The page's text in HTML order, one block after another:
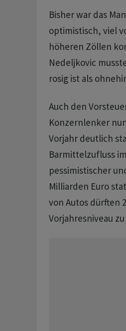
Bisher war das
optimistisch, viel
höheren Zöllen
Nedeljkovic
rosig ist als
Auch den
Konzernlenker
Vorjahr deutlich
Barmittelzufluss
pessimistischer
Milliarden Euro
von Autos dürften
Vorjahresniveau